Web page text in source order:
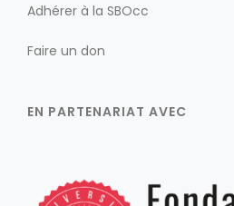
Adhérer à la SBOcc
Faire un don
EN PARTENARIAT AVEC